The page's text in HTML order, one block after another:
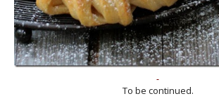
To be continued.